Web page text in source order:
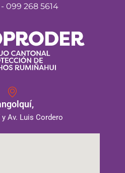
099 268 5614
y Av. Luis Cordero